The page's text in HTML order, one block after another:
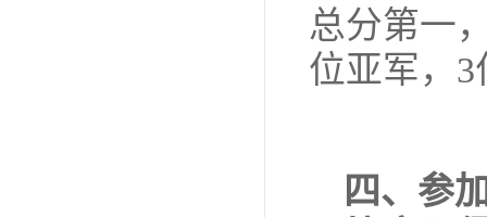
总分第一
位亚军， 3
四、参